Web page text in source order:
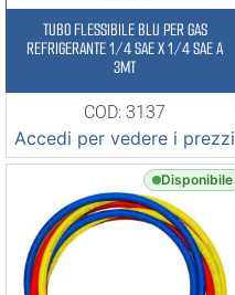
TUBO FLESSIBILE BLU PER GAS
REFRIGERANTE 1/4 SAE X 1/4 SAE A
3MT
COD: 3137
Accedi per vedere i prezzi
Disponibile